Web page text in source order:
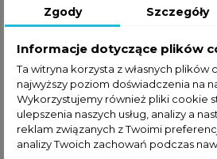
Serwis palników
gwarancja
efektywności
Nasz serwis palników
bezpieczeństwa i
Twojego urządzenia. Zdajemy
ważne jest prawidłowe
olejowegoi dla komfortu i
użytkowników, dlatego oferujemy
usługi serwisowe, obejmujące
Zgody Szczegóły
Informacje dotyczące plików
Ta witryna korzysta z własnych plików
najwyższy poziom doświadczenia na
Wykorzystujemy również pliki cookie
ulepszenia naszych usług, analizy a
reklam związanych z Twoimi
analizy Twoich zachowań podczas